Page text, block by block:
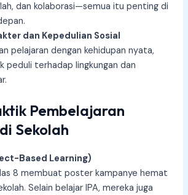
dan kolaborasi—semua itu penting di
dan Kepedulian Sosial
pelajaran dengan kehidupan nyata,
peduli terhadap lingkungan dan
Pembelajaran
Sekolah
Based Learning)
8 membuat poster kampanye hemat
Selain belajar IPA, mereka juga